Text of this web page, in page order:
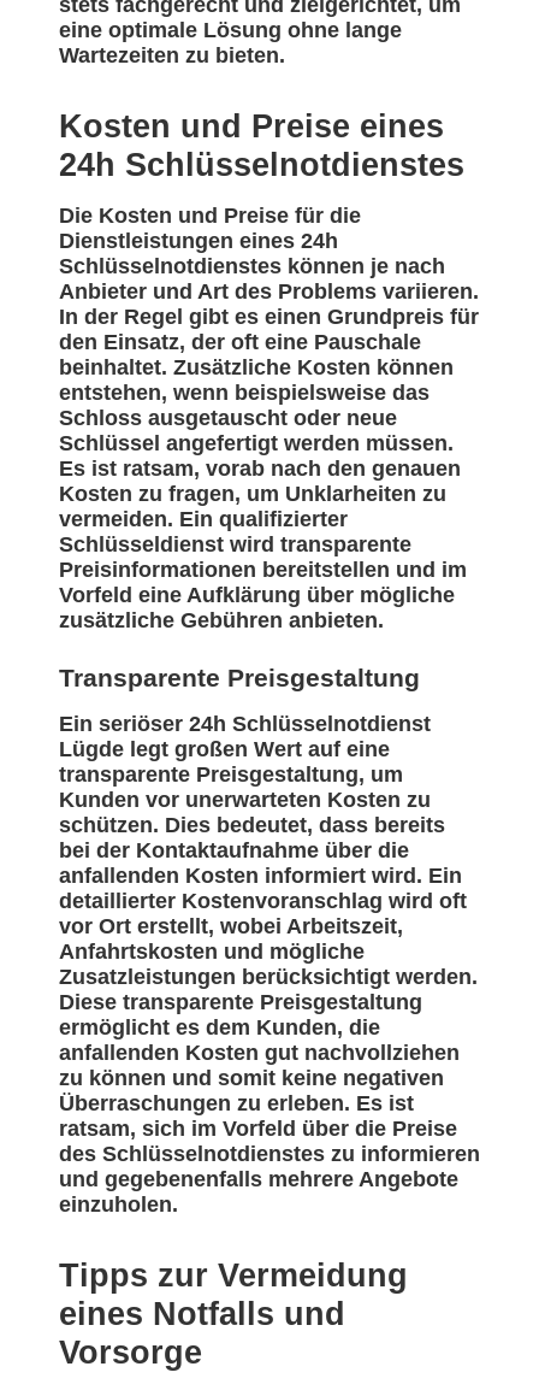
stets fachgerecht und zielgerichtet, um
eine optimale Lösung ohne lange
Wartezeiten zu bieten.
Kosten und Preise eines
24h Schlüsselnotdienstes
Die Kosten und Preise für die
Dienstleistungen eines 24h
Schlüsselnotdienstes können je nach
Anbieter und Art des Problems variieren.
In der Regel gibt es einen Grundpreis für
den Einsatz, der oft eine Pauschale
beinhaltet. Zusätzliche Kosten können
entstehen, wenn beispielsweise das
Schloss ausgetauscht oder neue
Schlüssel angefertigt werden müssen.
Es ist ratsam, vorab nach den genauen
Kosten zu fragen, um Unklarheiten zu
vermeiden. Ein qualifizierter
Schlüsseldienst wird transparente
Preisinformationen bereitstellen und im
Vorfeld eine Aufklärung über mögliche
zusätzliche Gebühren anbieten.
Transparente Preisgestaltung
Ein seriöser 24h Schlüsselnotdienst
Lügde legt großen Wert auf eine
transparente Preisgestaltung, um
Kunden vor unerwarteten Kosten zu
schützen. Dies bedeutet, dass bereits
bei der Kontaktaufnahme über die
anfallenden Kosten informiert wird. Ein
detaillierter Kostenvoranschlag wird oft
vor Ort erstellt, wobei Arbeitszeit,
Anfahrtskosten und mögliche
Zusatzleistungen berücksichtigt werden.
Diese transparente Preisgestaltung
ermöglicht es dem Kunden, die
anfallenden Kosten gut nachvollziehen
zu können und somit keine negativen
Überraschungen zu erleben. Es ist
ratsam, sich im Vorfeld über die Preise
des Schlüsselnotdienstes zu informieren
und gegebenenfalls mehrere Angebote
einzuholen.
Tipps zur Vermeidung
eines Notfalls und
Vorsorge